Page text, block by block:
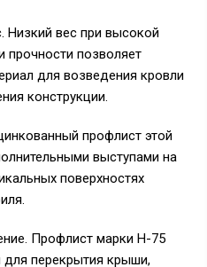
Низкий вес при высокой
прочности позволяет
для возведения кровли
конструкции.
профлист этой
выступами на
поверхностях
Профлист марки Н-75
для перекрытия крыши,